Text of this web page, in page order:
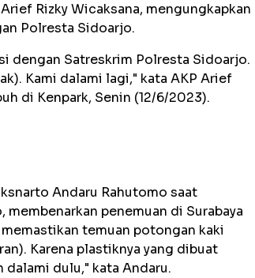
Rizky Wicaksana, mengungkapkan
Polresta Sidoarjo.
dengan Satreskrim Polresta Sidoarjo.
Kami dalami lagi," kata AKP Arief
di Kenpark, Senin (12/6/2023).
Andaru Rahutomo saat
penemuan di Surabaya
temuan potongan kaki
Karena plastiknya yang dibuat
dulu," kata Andaru.